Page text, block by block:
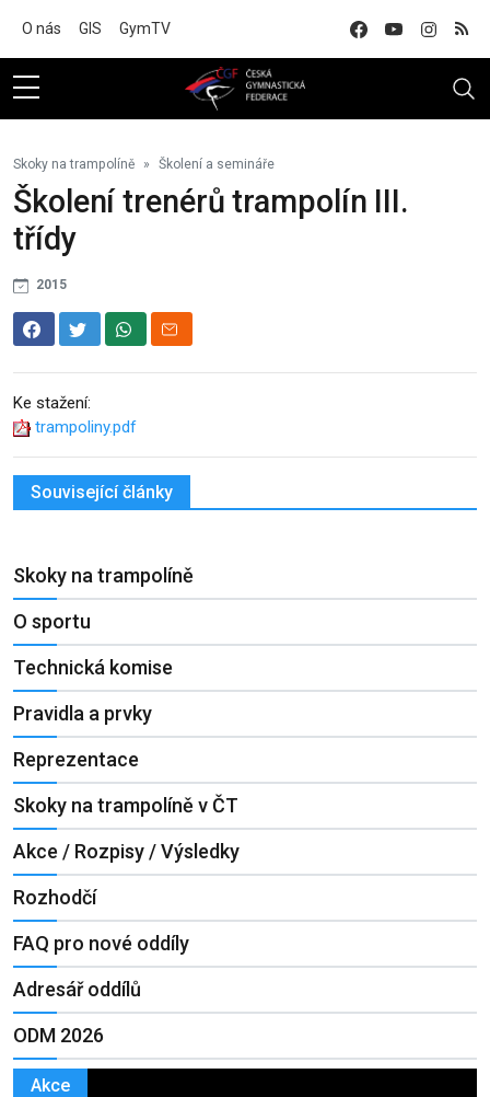
O nás GIS GymTV
Skoky na trampolíně Školení a semináře
Školení trenérů trampolín III.
třídy
2015
Ke stažení:
trampoliny.pdf
Související články
Skoky na trampolíně
O sportu
Technická komise
Pravidla a prvky
Reprezentace
Skoky na trampolíně v ČT
Akce / Rozpisy / Výsledky
Rozhodčí
FAQ pro nové oddíly
Adresář oddílů
ODM 2026
Akce